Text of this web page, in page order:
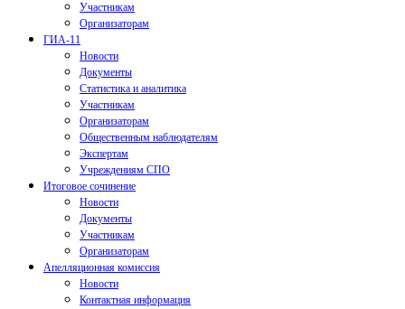
Участникам
Организаторам
ГИА-11
Новости
Документы
Статистика и аналитика
Участникам
Организаторам
Общественным наблюдателям
Экспертам
Учреждениям СПО
Итоговое сочинение
Новости
Документы
Участникам
Организаторам
Апелляционная комиссия
Новости
Контактная информация